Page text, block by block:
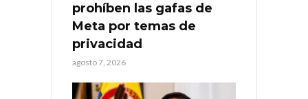
prohíben las gafas de
Meta por temas de
privacidad
agosto 7, 2026